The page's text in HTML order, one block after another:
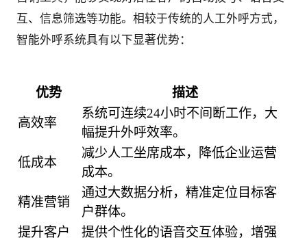
互、信息筛选等功能。相较于传统的人工外呼方式，
智能外呼系统具有以下显著优势：
优势 描述
高效率
系统可连续24小时不间断工作，大
幅提升外呼效率。
低成本
减少人工坐席成本，降低企业运营
成本。
精准营销
通过大数据分析，精准定位目标客
户群体。
提升客户
提供个性化的语音交互体验，增强